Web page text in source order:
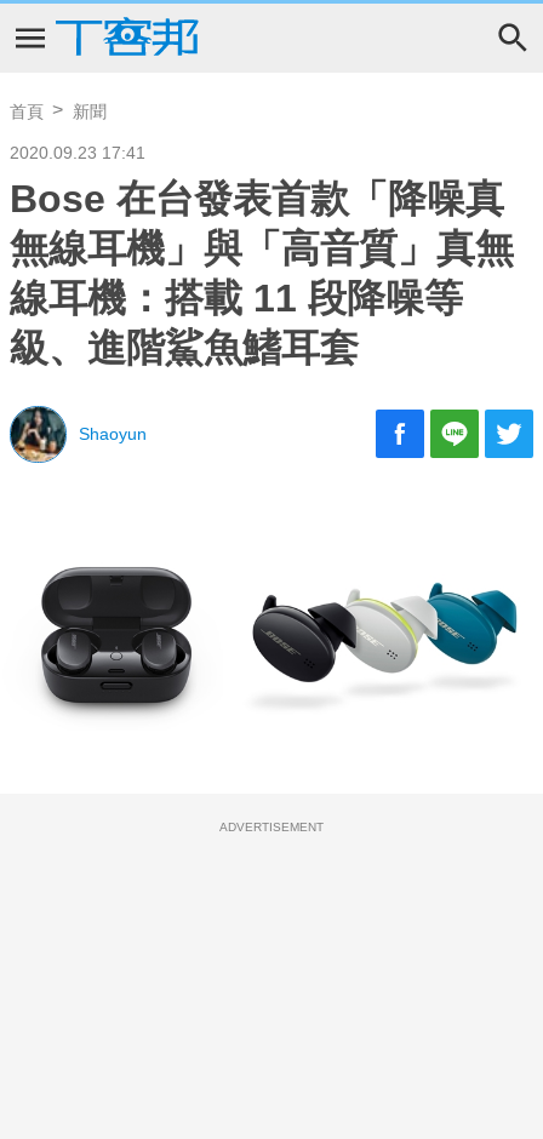
首頁 新聞
2020.09.23 17:41
Bose 在台發表首款「降噪真
無線耳機」與「高音質」真無
線耳機：搭載 11 段降噪等
級、進階鯊魚鰭耳套
Shaoyun
ADVERTISEMENT